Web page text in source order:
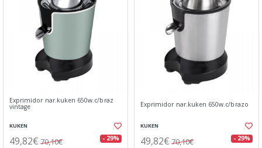
Exprimidor nar.kuken 650w.c/braz
vintage
KUKEN
49,82€ 70,10€ - 29%
Exprimidor nar.kuken 650w.c/brazo
KUKEN
49,82€ 70,10€ - 29%